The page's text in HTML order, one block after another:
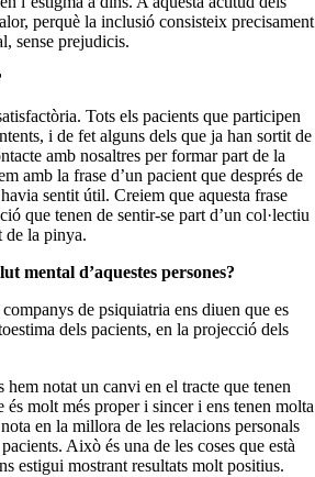
perquè la inclusió consisteix precisament
sense prejudicis.
Tots els pacients que participen
i de fet alguns dels que ja han sortit de
amb nosaltres per formar part de la
amb la frase d’un pacient que després de
sentit útil. Creiem que aquesta frase
que tenen de sentir-se part d’un col·lectiu
de la pinya.
mental d’aquestes persones?
de psiquiatria ens diuen que es
dels pacients, en la projecció dels
hem notat un canvi en el tracte que tenen
és molt més proper i sincer i ens tenen molta
en la millora de les relacions personals
Això és una de les coses que està
estigui mostrant resultats molt positius.